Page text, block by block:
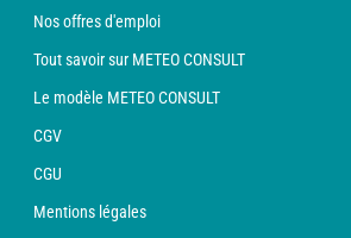
Nos offres d'emploi
Tout savoir sur METEO CONSULT
Le modèle METEO CONSULT
CGV
CGU
Mentions légales